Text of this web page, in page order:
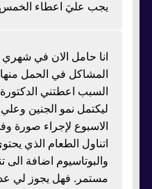
يجب عليَ اعطاء
انا حامل الان في
المشاكل في الحمل
ليكتمل نمو الجنين
الاسبوع لإجراء
اتناول الطعام الذي
والبوتاسيوم اضافة الى
مستمر. فهل يجوز لي